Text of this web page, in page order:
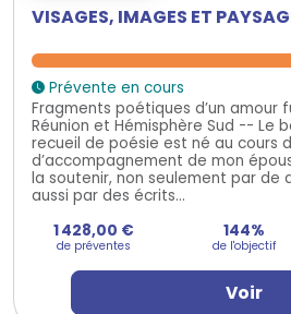
VISAGES, IMAGES ET
Prévente en cours
Fragments poétiques d’un amour
Réunion et Hémisphère Sud -- Le
recueil de poésie est né au cours
d’accompagnement de mon
la soutenir, non seulement par de
aussi par des écrits...
1 428,00 €
de préventes
144%
de l'objectif
Voir